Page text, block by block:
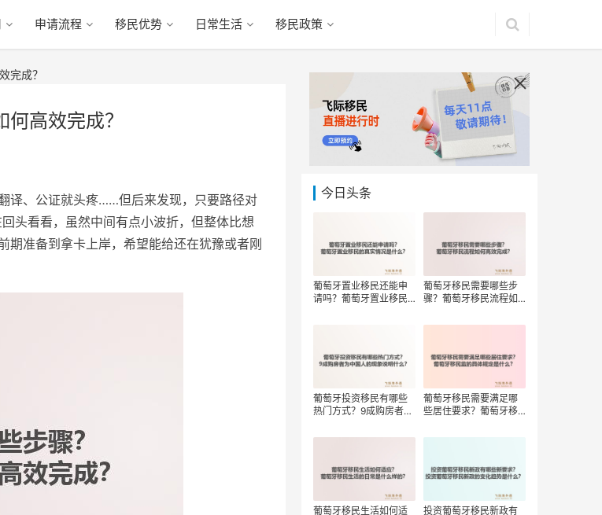
申请流程 移民优势 日常生活 移民政策
完成？
高效完成？
译、公证就头疼……但后来发现，只要路径对
头看看，虽然中间有点小波折，但整体比想
期准备到拿卡上岸，希望能给还在犹豫或者刚
今日头条
葡萄牙置业移民还能申
请吗？葡萄牙置业移民
葡萄牙移民需要哪些步
骤？葡萄牙移民流程如
葡萄牙投资移民有哪些
热门方式？9成购房者为
么？
葡萄牙移民需要满足哪
些居住要求？葡萄牙移
么？
葡萄牙移民生活如何适
投资葡萄牙移民新政有